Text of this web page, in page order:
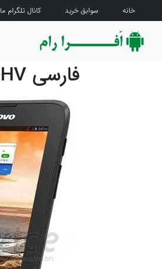
خانه سوابق خرید کانال تلگرام ما
فارسی Lenovo A3300-HV